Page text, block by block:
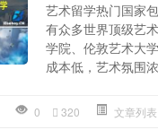
艺术留学热门国家
有众多世界顶级艺
学院、伦敦艺术大
成本低，艺术氛围
0 320 文章列表